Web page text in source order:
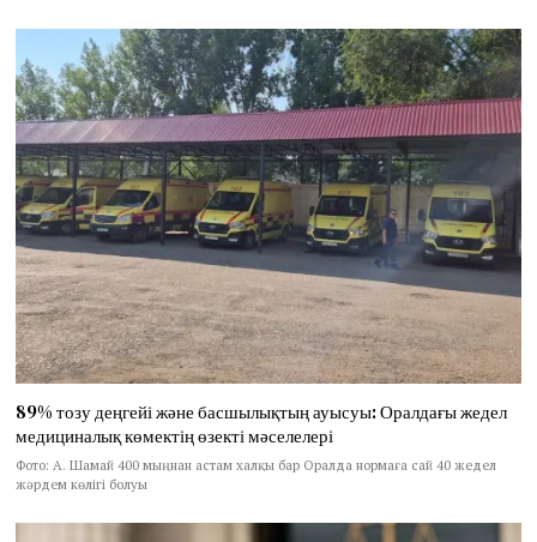
89% тозу деңгейі және басшылықтың ауысуы: Оралдағы жедел
медициналық көмектің өзекті мәселелері
Фото: А. Шамай 400 мыңнан астам халқы бар Оралда нормаға сай 40 жедел
жәрдем көлігі болуы